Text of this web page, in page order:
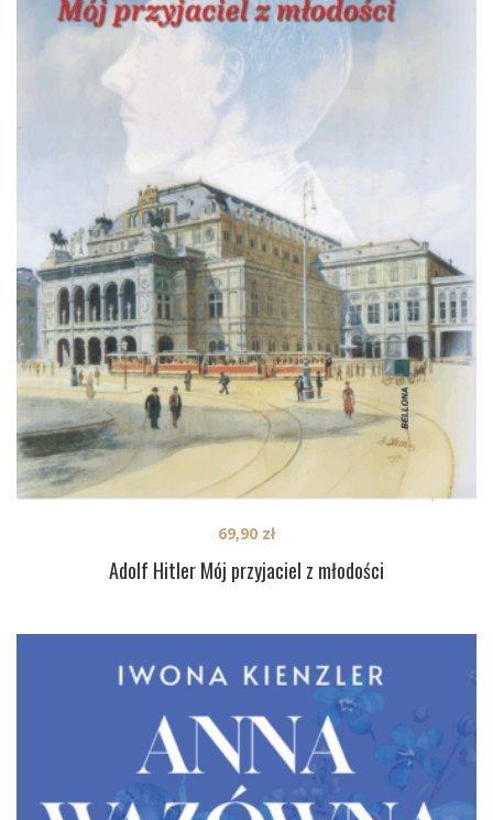
Adolf Hitler Mój przyjaciel z młodości
69,90 zł